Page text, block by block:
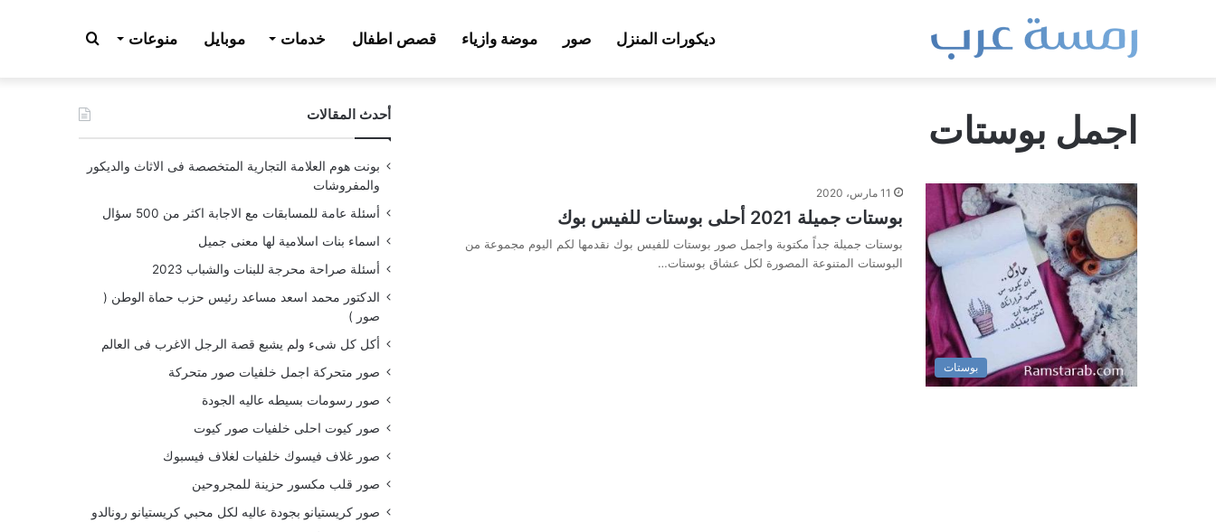
ديكورات المنزل صور موضة وازياء قصص اطفال خدمات موبايل منوعات بحث
عن اجمل بوستات
بوستات
11 مارس، 2020
بوستات جميلة 2021 أحلى بوستات للفيس بوك
بوستات جميلة جداً مكتوبة واجمل صور بوستات للفيس بوك نقدمها لكم اليوم مجموعة من
البوستات المتنوعة المصورة لكل عشاق بوستات…
أحدث المقالات
بونت هوم العلامة التجارية المتخصصة فى الاثاث والديكور
والمفروشات
أسئلة عامة للمسابقات مع الاجابة اكثر من 500 سؤال
اسماء بنات اسلامية لها معنى جميل
أسئلة صراحة محرجة للبنات والشباب 2023
الدكتور محمد اسعد مساعد رئيس حزب حماة الوطن (
صور )
أكل كل شىء ولم يشبع قصة الرجل الاغرب فى العالم
صور متحركة اجمل خلفيات صور متحركة
صور رسومات بسيطه عاليه الجودة
صور كيوت احلى خلفيات صور كيوت
صور غلاف فيسوك خلفيات لغلاف فيسبوك
صور قلب مكسور حزينة للمجروحين
صور كريستيانو بجودة عاليه لكل محبي كريستيانو رونالدو